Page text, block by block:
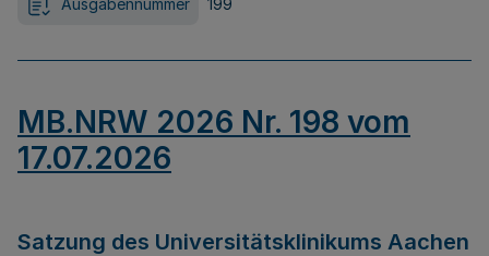
MB.NRW 2026 Nr. 198 vom
17.07.2026
Satzung des Universitätsklinikums Aachen